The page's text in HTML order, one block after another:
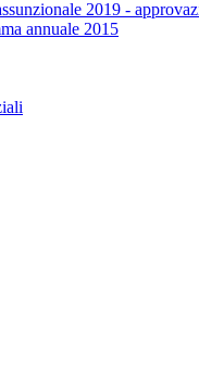
2019 -
annuale 2015